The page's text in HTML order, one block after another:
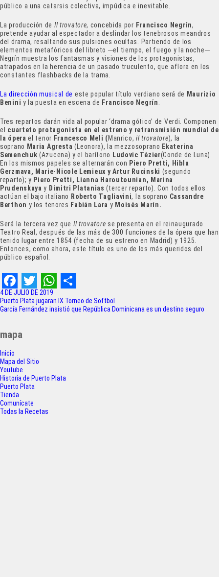
público a una catarsis colectiva, impúdica e inevitable.
La producción de Il trovatore, concebida por Francisco Negrín,
pretende ayudar al espectador a deslindar los tenebrosos meandros
del drama, resaltando sus pulsiones ocultas. Partiendo de los
elementos metafóricos del libreto ─el tiempo, el fuego y la noche─
Negrín muestra los fantasmas y visiones de los protagonistas,
atrapados en la herencia de un pasado truculento, que aflora en los
constantes flashbacks de la trama.
La dirección musical de este popular título verdiano será de Maurizio
Benini y la puesta en escena de Francisco Negrín
Tres repartos darán vida al popular ‘drama gótico’ de Verdi. Componen
el cuarteto protagonista en el estreno y retransmisión mundial de
la ópera el tenor Francesco Meli (Manrico,il trovatore), la
soprano Maria Agresta(Leonora), la mezzosoprano Ekaterina
Semenchuk (Azucena) y el barítono Ludovic Tézier(Conde de Luna).
En los mismos papeles se alternarán con Piero Pretti, Hibla
Gerzmava, Marie-Nicole Lemieux y Artur Rucinski (segundo
reparto); y Piero Pretti, Lianna Haroutounian, Marina
Prudenskaya y Dimitri Platanias(tercer reparto). Con todos ellos
actúan el bajo italiano Roberto Tagliavini, la soprano Cassandre
Berthon y los tenores Fabián Lara y Moisés Marín.
Será la tercera vez que Il trovatore se presenta en el reinaugurado
Teatro Real, después de las más de 300 funciones de la ópera que han
tenido lugar entre 1854 (fecha de su estreno en Madrid) y 1925.
Entonces, como ahora, este título es uno de los más queridos del
público español.
F
a
c
e
b
o
o
k
T
w
t
t
e
r
W
h
A
p
S
h
4 DE JULIO DE 2019
Navegación
de
Puerto Plata jugaran IX Torneo de Softbol
García Fernández insistió que República Dominicana es un destino seguro
mapa
Inicio
Mapa del Sitio
Youtube
Historia de Puerto Plata
Puerto Plata
Tienda
Comunícate
Todas la Recetas